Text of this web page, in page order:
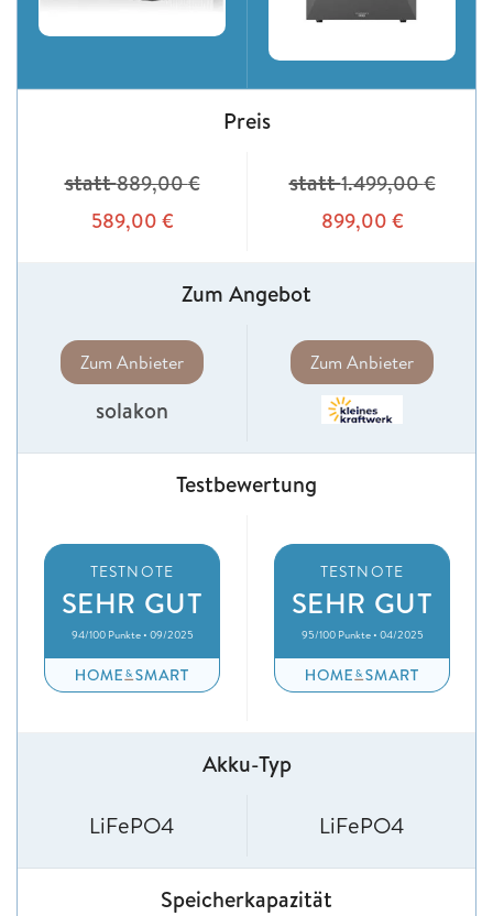
Preis
statt889,00€
589,00 €
statt1.499,00€
899,00 €
Zum Angebot
Zum Anbieter
solakon
Zum Anbieter
Testbewertung
TESTNOTE
SEHR GUT
94/100 Punkte • 09/2025
TESTNOTE
SEHR GUT
95/100 Punkte • 04/2025
Akku-Typ
LiFePO4 LiFePO4
Speicherkapazität